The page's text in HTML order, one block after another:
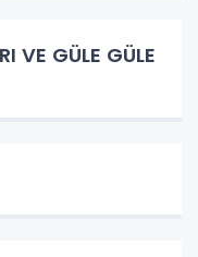
VE GÜLE GÜLE